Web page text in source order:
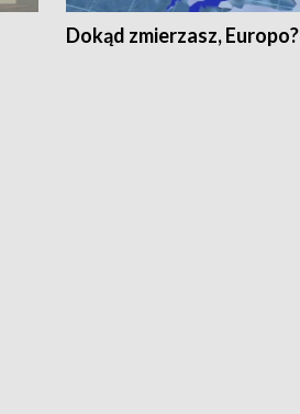
Dokąd zmierzasz, Europo?